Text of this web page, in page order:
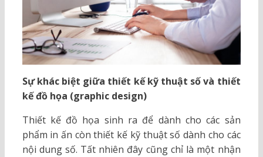
Sự khác biệt giữa thiết kế kỹ thuật số và thiết
kế đồ họa (graphic design)
Thiết kế đồ họa sinh ra để dành cho các sản
phẩm in ấn còn thiết kế kỹ thuật số dành cho các
nội dung số. Tất nhiên đây cũng chỉ là một nhận